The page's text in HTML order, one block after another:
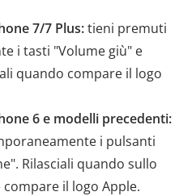
7/7 Plus:tieni premuti
i tasti "Volume giù" e
quando compare il logo
6 e modelli precedenti:
i pulsanti
Rilasciali quando sullo
il logo Apple.